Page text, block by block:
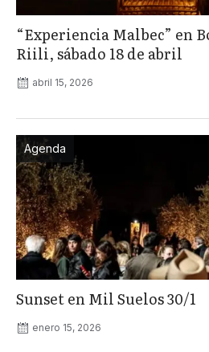
“Experiencia Malbec” en
Riili, sábado 18 de abril
abril 15, 2026
Agenda
Sunset en Mil Suelos 30/1
enero 15, 2026